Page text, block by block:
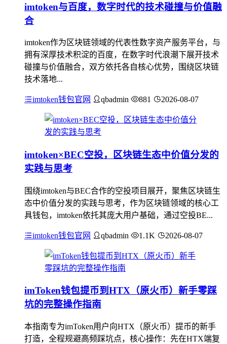
imtoken与百度，数字时代的技术碰撞与价值融
合
imtoken作为区块链领域的代表性数字资产服务平台，与
拥有深厚技术积淀的百度，在数字时代浪潮下展开技术
碰撞与价值融合，双方依托各自核心优势，围绕区块链
技术落地...
imtoken钱包官网 qbadmin 881 2026-08-07
imtoken×BEC空投，区块链生态中价值分发的
实践与思考
围绕imtoken与BEC合作的空投项目展开，聚焦区块链生
态中价值分发的实践与思考，作为区块链领域的核心工
具钱包，imtoken依托其庞大用户基础，通过空投BE...
imtoken钱包官网 qbadmin 1.1K 2026-08-07
imToken钱包提币到HTX（原火币）新手零踩
坑的完整操作指南
本指南专为imToken用户向HTX（原火币）提币的新手
打造，全程规避高频踩坑点，核心操作：先在HTX端复